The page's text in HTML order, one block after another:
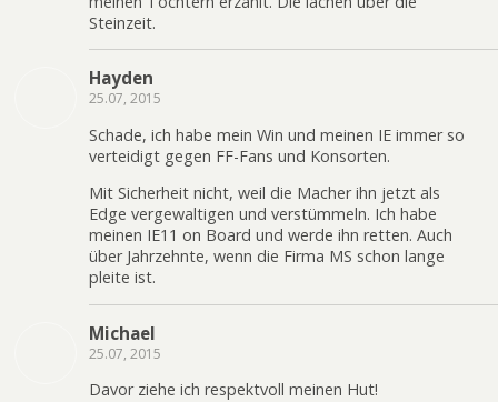
Steinzeit.
Hayden
25.07, 2015
Schade, ich habe mein Win und meinen IE immer so
verteidigt gegen FF-Fans und Konsorten.
Mit Sicherheit nicht, weil die Macher ihn jetzt als
Edge vergewaltigen und verstümmeln. Ich habe
meinen IE11 on Board und werde ihn retten. Auch
über Jahrzehnte, wenn die Firma MS schon lange
pleite ist.
Michael
25.07, 2015
Davor ziehe ich respektvoll meinen Hut!